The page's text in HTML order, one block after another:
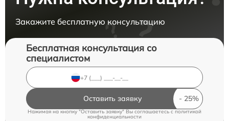
Закажите бесплатную консультацию
Бесплатная консультация со
специалистом
Оставить заявку
Нажимая на кнопку "Оставить заявку" Вы соглашаетесь c политикой
конфиденциальности